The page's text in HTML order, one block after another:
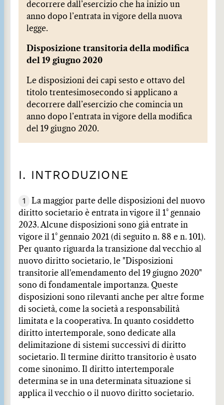
decorrere dall’esercizio che ha inizio un
anno dopo l’entrata in vigore della nuova
legge.
Disposizione transitoria della modifica
del 19 giugno 2020
Le disposizioni dei capi sesto e ottavo del
titolo trentesimosecondo si applicano a
decorrere dall’esercizio che comincia un
anno dopo l’entrata in vigore della modifica
del 19 giugno 2020.
I. INTRODUZIONE
1
La maggior parte delle disposizioni del nuovo
diritto societario è entrata in vigore il 1° gennaio
2023. Alcune disposizioni sono già entrate in
vigore il 1° gennaio 2021 (di seguito n. 88 e n. 101).
Per quanto riguarda la transizione dal vecchio al
nuovo diritto societario, le "Disposizioni
transitorie all'emendamento del 19 giugno 2020"
sono di fondamentale importanza. Queste
disposizioni sono rilevanti anche per altre forme
di società, come la società a responsabilità
limitata e la cooperativa. In quanto cosiddetto
diritto intertemporale, sono dedicate alla
delimitazione di sistemi successivi di diritto
societario. Il termine diritto transitorio è usato
come sinonimo. Il diritto intertemporale
determina se in una determinata situazione si
applica il vecchio o il nuovo diritto societario.